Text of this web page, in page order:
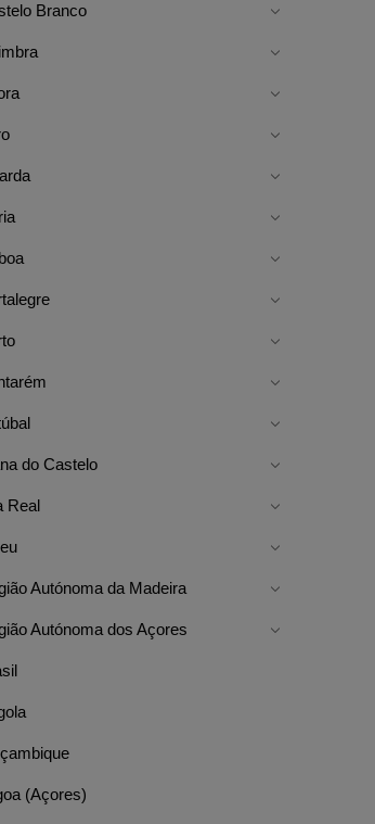
Branco
do Castelo
Real
Autónoma da Madeira
Autónoma dos Açores
(Açores)